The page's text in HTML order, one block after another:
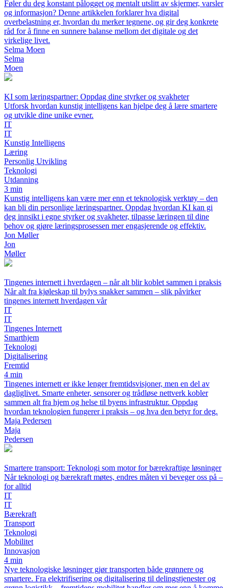
Føler du deg konstant pålogget og mentalt utslitt av skjermer, varsler
og informasjon? Denne artikkelen forklarer hva digital
overbelastning er, hvordan du merker tegnene, og gir deg konkrete
råd for å finne en sunnere balanse mellom det digitale og det
virkelige livet.
Selma Moen
Selma
Moen
KI som læringspartner: Oppdag dine styrker og svakheter
Utforsk hvordan kunstig intelligens kan hjelpe deg å lære smartere
og utvikle dine unike evner.
IT
IT
Kunstig Intelligens
Læring
Personlig Utvikling
Teknologi
Utdanning
3 min
Kunstig intelligens kan være mer enn et teknologisk verktøy – den
kan bli din personlige læringspartner. Oppdag hvordan KI kan gi
deg innsikt i egne styrker og svakheter, tilpasse læringen til dine
behov og gjøre læringsprosessen mer engasjerende og effektiv.
Jon Møller
Jon
Møller
Tingenes internett i hverdagen – når alt blir koblet sammen i praksis
Når alt fra kjøleskap til bylys snakker sammen – slik påvirker
tingenes internett hverdagen vår
IT
IT
Tingenes Internett
Smarthjem
Teknologi
Digitalisering
Fremtid
4 min
Tingenes internett er ikke lenger fremtidsvisjoner, men en del av
dagliglivet. Smarte enheter, sensorer og trådløse nettverk kobler
sammen alt fra hjem og helse til byens infrastruktur. Oppdag
hvordan teknologien fungerer i praksis – og hva den betyr for deg.
Maja Pedersen
Maja
Pedersen
Smartere transport: Teknologi som motor for bærekraftige løsninger
Når teknologi og bærekraft møtes, endres måten vi beveger oss på –
for alltid
IT
IT
Bærekraft
Transport
Teknologi
Mobilitet
Innovasjon
4 min
Nye teknologiske løsninger gjør transporten både grønnere og
smartere. Fra elektrifisering og digitalisering til delingstjenester og